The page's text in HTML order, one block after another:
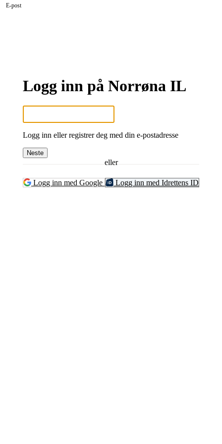
Logg inn på Norrøna IL
E-post
Logg inn eller registrer deg med din e-postadresse
Neste
eller
Logg inn med Google Logg inn med Idrettens ID